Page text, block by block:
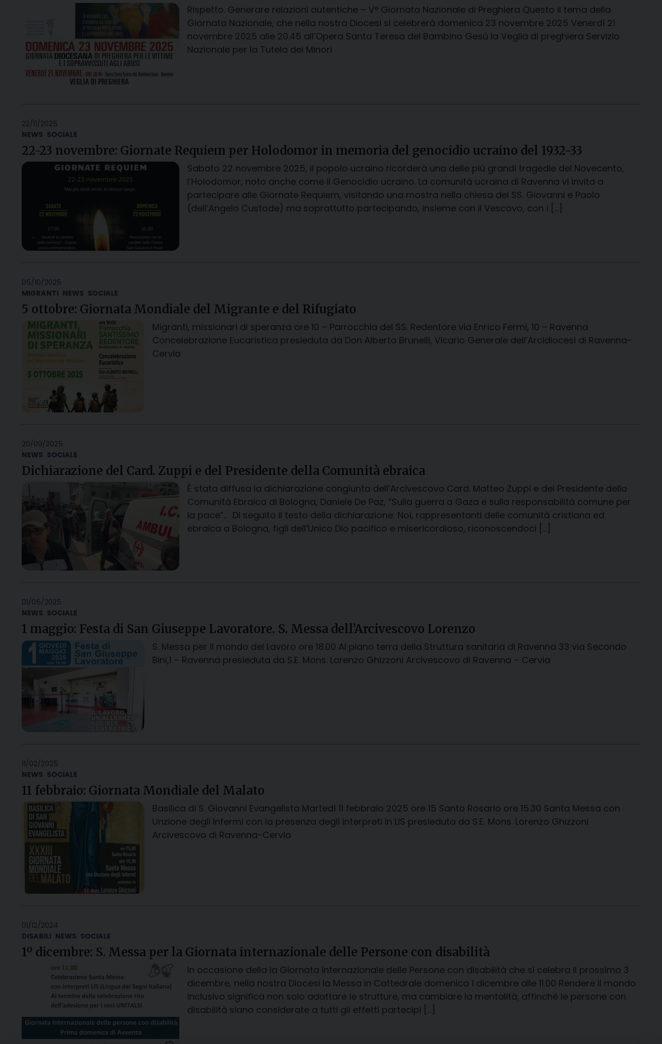
Rispetto. Generare relazioni autentiche – V° Giornata Nazionale di Preghiera Questo il tema della
Giornata Nazionale, che nella nostra Diocesi si celebrerà domenica 23 novembre 2025 Venerdì 21
novembre 2025 alle 20.45 all’Opera Santa Teresa del Bambino Gesù la Veglia di preghiera Servizio
Nazionale per la Tutela dei Minori
22/11/2025
NEWS SOCIALE
22-23 novembre: Giornate Requiem per Holodomor in memoria del genocidio ucraino del 1932-33
Sabato 22 novembre 2025, il popolo ucraino ricorderà una delle più grandi tragedie del Novecento,
l’Holodomor, noto anche come il Genocidio ucraino. La comunità ucraina di Ravenna vi invita a
partecipare alle Giornate Requiem, visitando una mostra nella chiesa dei SS. Giovanni e Paolo
(dell’Angelo Custode) ma soprattutto partecipando, insieme con il Vescovo, con i […]
05/10/2025
MIGRANTI NEWS SOCIALE
5 ottobre: Giornata Mondiale del Migrante e del Rifugiato
Migranti, missionari di speranza ore 10 – Parrocchia del SS. Redentore via Enrico Fermi, 10 – Ravenna
Concelebrazione Eucaristica presieduta da Don Alberto Brunelli, Vicario Generale dell’Arcidiocesi di Ravenna-
Cervia
20/09/2025
NEWS SOCIALE
Dichiarazione del Card. Zuppi e del Presidente della Comunità ebraica
È stata diffusa la dichiarazione congiunta dell’Arcivescovo Card. Matteo Zuppi e del Presidente della
Comunità Ebraica di Bologna, Daniele De Paz, “Sulla guerra a Gaza e sulla responsabilità comune per
la pace”. Di seguito il testo della dichiarazione: Noi, rappresentanti delle comunità cristiana ed
ebraica a Bologna, figli dell’Unico Dio pacifico e misericordioso, riconoscendoci […]
01/05/2025
NEWS SOCIALE
1 maggio: Festa di San Giuseppe Lavoratore. S. Messa dell’Arcivescovo Lorenzo
S. Messa per il mondo del Lavoro ore 18.00 Al piano terra della Struttura sanitaria di Ravenna 33 via Secondo
Bini,1 – Ravenna presieduta da S.E. Mons. Lorenzo Ghizzoni Arcivescovo di Ravenna – Cervia
11/02/2025
NEWS SOCIALE
11 febbraio: Giornata Mondiale del Malato
Basilica di S. Giovanni Evangelista Martedì 11 febbraio 2025 ore 15 Santo Rosario ore 15.30 Santa Messa con
Unzione degli Infermi con la presenza degli interpreti in LIS presieduta da S.E. Mons. Lorenzo Ghizzoni
Arcivescovo di Ravenna-Cervia
01/12/2024
DISABILI NEWS SOCIALE
1º dicembre: S. Messa per la Giornata internazionale delle Persone con disabilità
In occasione della la Giornata internazionale delle Persone con disabilità che si celebra il prossimo 3
dicembre, nella nostra Diocesi la Messa in Cattedrale domenica 1 dicembre alle 11.00 Rendere il mondo
inclusivo significa non solo adattare le strutture, ma cambiare la mentalità, affinché le persone con
disabilità siano considerate a tutti gli effetti partecipi […]